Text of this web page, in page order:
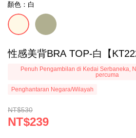
顏色：白
性感美背BRA TOP-白【
Penuh Pengambilan di Kedai Serbaneka,
percuma
Penghantaran Negara/Wilayah
NT$530
NT$239